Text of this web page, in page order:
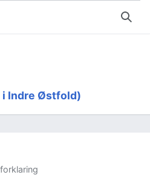
Søk
i Indre Østfold)